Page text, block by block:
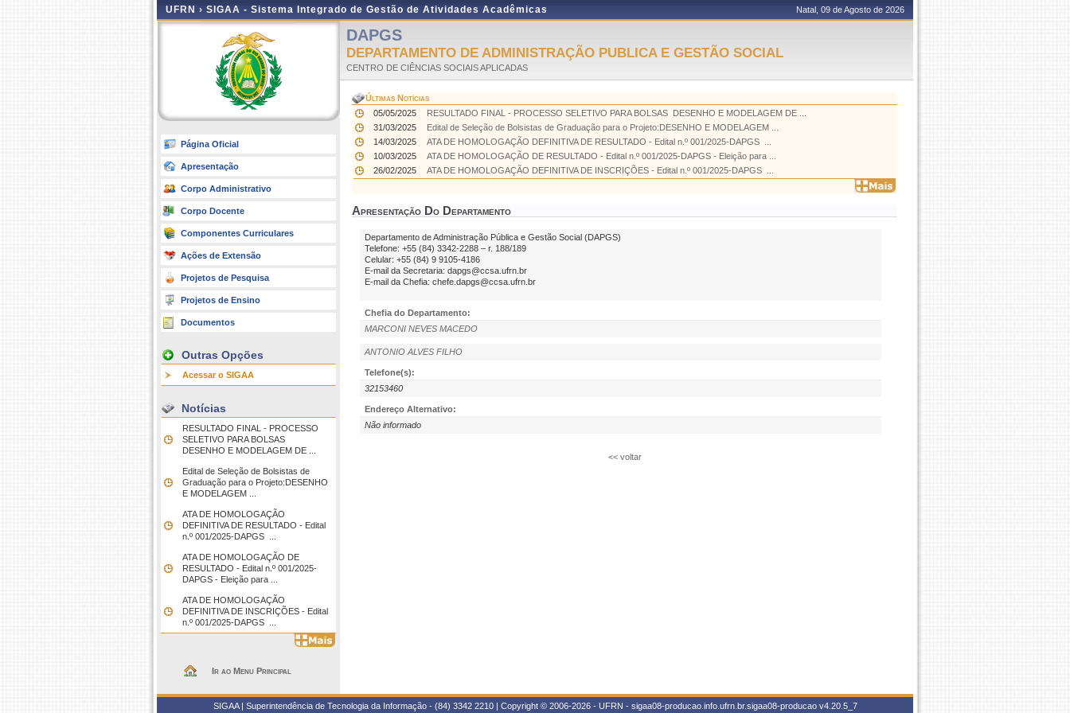
UFRN › SIGAA - Sistema Integrado de Gestão de Atividades Acadêmicas Natal, 09 de Agosto de 2026
Página Oficial
Apresentação
Corpo Administrativo
Corpo Docente
Componentes Curriculares
Ações de Extensão
Projetos de Pesquisa
Projetos de Ensino
Documentos
Outras Opções
Acessar o SIGAA
Notícias
RESULTADO FINAL - PROCESSO
SELETIVO PARA BOLSAS 
DESENHO E MODELAGEM DE ...
Edital de Seleção de Bolsistas de
Graduação para o Projeto:DESENHO
E MODELAGEM ...
ATA DE HOMOLOGAÇÃO
DEFINITIVA DE RESULTADO - Edital
n.º 001/2025-DAPGS  ...
ATA DE HOMOLOGAÇÃO DE
RESULTADO - Edital n.º 001/2025-
DAPGS - Eleição para ...
ATA DE HOMOLOGAÇÃO
DEFINITIVA DE INSCRIÇÕES - Edital
n.º 001/2025-DAPGS  ...
Ir ao Menu Principal
DAPGS
DEPARTAMENTO DE ADMINISTRAÇÃO PUBLICA E GESTÃO SOCIAL
CENTRO DE CIÊNCIAS SOCIAIS APLICADAS
Últimas Notícias
05/05/2025
RESULTADO FINAL - PROCESSO SELETIVO PARA BOLSAS  DESENHO E MODELAGEM DE ...
31/03/2025
Edital de Seleção de Bolsistas de Graduação para o Projeto:DESENHO E MODELAGEM ...
14/03/2025
ATA DE HOMOLOGAÇÃO DEFINITIVA DE RESULTADO - Edital n.º 001/2025-DAPGS  ...
10/03/2025
ATA DE HOMOLOGAÇÃO DE RESULTADO - Edital n.º 001/2025-DAPGS - Eleição para ...
26/02/2025
ATA DE HOMOLOGAÇÃO DEFINITIVA DE INSCRIÇÕES - Edital n.º 001/2025-DAPGS  ...
Apresentação Do Departamento
Departamento de Administração Pública e Gestão Social (DAPGS)
Telefone: +55 (84) 3342-2288 – r. 188/189
Celular: +55 (84) 9 9105-4186
E-mail da Secretaria: dapgs@ccsa.ufrn.br
E-mail da Chefia: chefe.dapgs@ccsa.ufrn.br
Chefia do Departamento:
MARCONI NEVES MACEDO
ANTONIO ALVES FILHO
Telefone(s):
32153460
Endereço Alternativo:
Não informado
<< voltar
SIGAA | Superintendência de Tecnologia da Informação - (84) 3342 2210 | Copyright © 2006-2026 - UFRN - sigaa08-producao.info.ufrn.br.sigaa08-producao v4.20.5_7